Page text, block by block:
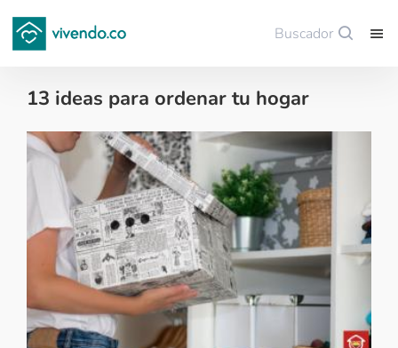
Buscador
13 ideas para ordenar tu hogar
Decoración - 2019-01-10
Guardar